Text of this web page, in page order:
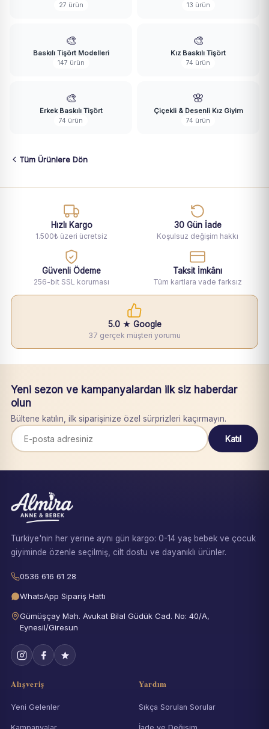
27 ürün 13 ürün
🎨
Baskılı Tişört Modelleri
147 ürün
🎨
Kız Baskılı Tişört
74 ürün
🎨
Erkek Baskılı Tişört
74 ürün
🌸
Çiçekli & Desenli Kız Giyim
74 ürün
Tüm Ürünlere Dön
Hızlı Kargo
1.500₺ üzeri ücretsiz
30 Gün İade
Koşulsuz değişim hakkı
Güvenli Ödeme
256-bit SSL koruması
Taksit İmkânı
Tüm kartlara vade farksız
5.0 ★ Google
37 gerçek müşteri yorumu
Yeni sezon ve kampanyalardan ilk siz haberdar
olun
Bültene katılın, ilk siparişinize özel sürprizleri kaçırmayın.
Katıl
Türkiye'nin her yerine aynı gün kargo: 0-14 yaş bebek ve çocuk
giyiminde özenle seçilmiş, cilt dostu ve dayanıklı ürünler.
0536 616 61 28
WhatsApp Sipariş Hattı
Gümüşçay Mah. Avukat Bilal Güdük Cad. No: 40/A,
Eynesil/Giresun
Alışveriş
Yeni Gelenler
Yardım
Sıkça Sorulan Sorular